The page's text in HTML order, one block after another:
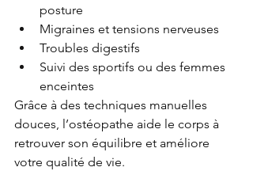
posture
Migraines et tensions nerveuses
Troubles digestifs
Suivi des sportifs ou des femmes
enceintes
Grâce à des techniques manuelles
douces, l’ostéopathe aide le corps à
retrouver son équilibre et améliore
votre qualité de vie.